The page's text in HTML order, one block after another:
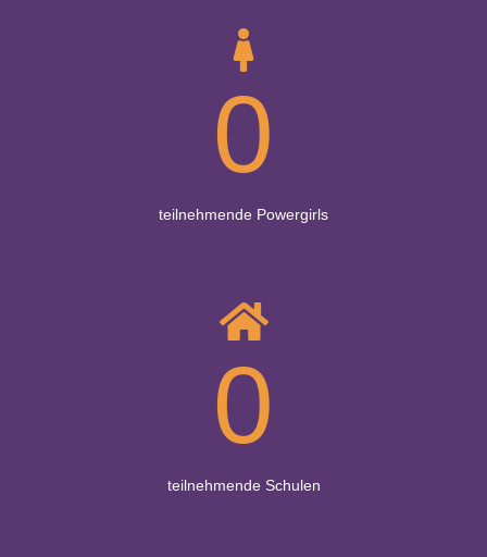
0
teilnehmende Powergirls
0
teilnehmende Schulen